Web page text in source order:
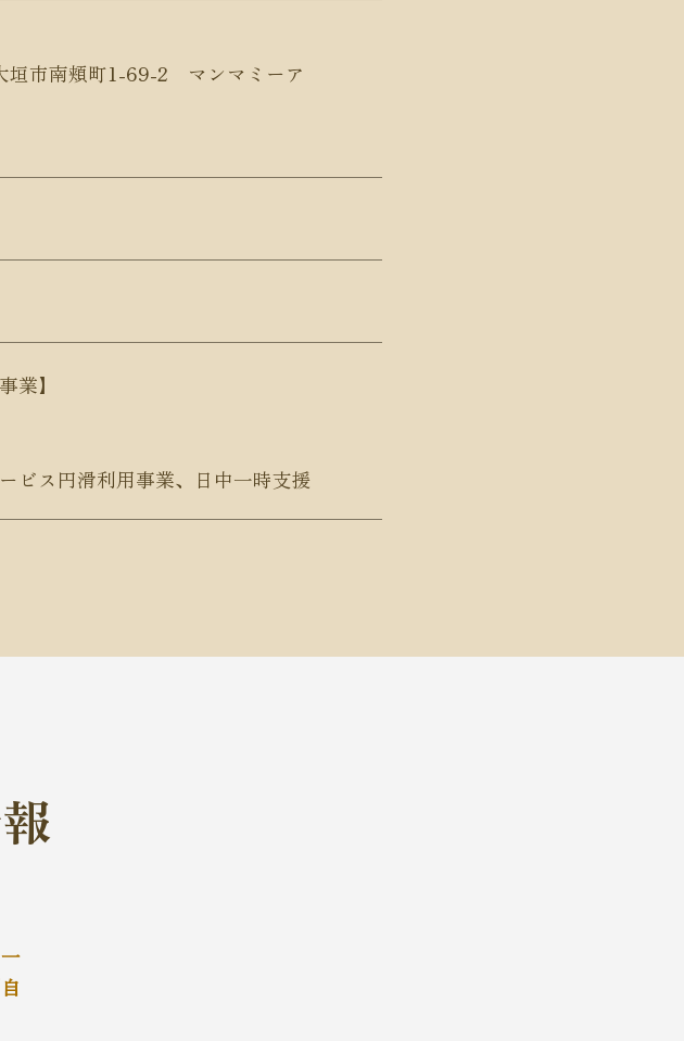
市南頬町1-69-2 マンマミーア
業】
ビス円滑利用事業、日中一時支援
自